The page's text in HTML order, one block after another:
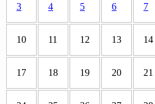
3 4 5 6 7
10 11 12 13 14
17 18 19 20 21